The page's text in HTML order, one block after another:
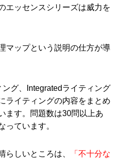
エッセンスシリーズは威力を
マップという説明の仕方が導
グ、Integratedライティング
ライティングの内容をまとめ
ます。問題数は30問以上あ
っています。
らしいところは、
「不十分な